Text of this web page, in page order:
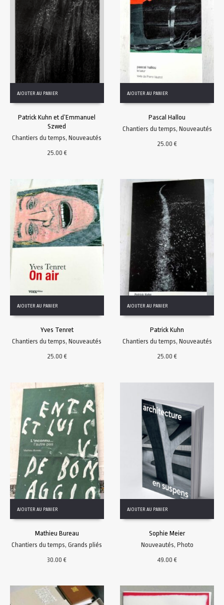
AJOUTER AU PANIER
Patrick Kuhn et d’Emmanuel
Szwed
Chantiers du temps,Nouveautés
25.00€
AJOUTER AU PANIER
Pascal Hallou
Chantiers du temps, Nouveautés
25.00€
AJOUTER AU PANIER
Yves Tenret
Chantiers du temps,Nouveautés
25.00€
AJOUTER AU PANIER
Patrick Kuhn
Chantiers du temps, Nouveautés
25.00€
AJOUTER AU PANIER
Mathieu Bureau
Chantiers du temps,Grands pliés
30.00€
AJOUTER AU PANIER
Sophie Meier
Nouveautés, Photo
49.00€